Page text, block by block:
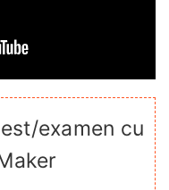
examen cu